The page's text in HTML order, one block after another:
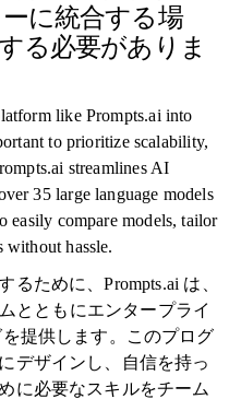
に統合する場
る必要がありま
like Prompts.ai into
to prioritize scalability,
streamlines AI
35 large language models
easily compare models, tailor
hassle.
ために、Prompts.ai は、
とともにエンタープライ
提供します。このプログ
デザインし、自信を持っ
に必要なスキルをチーム